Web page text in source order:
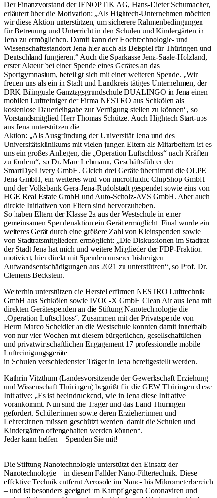
Der Finanzvorstand der JENOPTIK AG, Hans-Dieter Schumacher,
erläutert über die Motivation: „Als Hightech-Unternehmen möchten
wir diese Aktion unterstützen, um sicherere Rahmenbedingungen
für Betreuung und Unterricht in den Schulen und Kindergärten in
Jena zu ermöglichen. Damit kann der Hochtechnologie- und
Wissenschaftsstandort Jena hier auch als Beispiel für Thüringen und
Deutschland fungieren.“ Auch die Sparkasse Jena-Saale-Holzland,
erster Akteur bei einer Spende eines Gerätes an das
Sportgymnasium, beteiligt sich mit einer weiteren Spende. „Wir
freuen uns als ein in Stadt und Landkreis tätiges Unternehmen, der
DRK Bilinguale Ganztagsgrundschule DUALINGO in Jena einen
mobilen Luftreiniger der Firma NESTRO aus Schkölen als
kostenlose Dauerleihgabe zur Verfügung stellen zu können“, so
Vorstandsmitglied Herr Thomas Schütze. Auch Hightech Start-ups
aus Jena unterstützen die
Aktion: „Als Ausgründung der Universität Jena und des
Universitätsklinikums mit vielen jungen Eltern als Mitarbeitern ist es
uns ein großes Anliegen, die „Operation Luftschloss“ nach Kräften
zu fördern“, so Dr. Marc Lehmann, Geschäftsführer der
SmartDyeLivery GmbH. Gleich drei Geräte übernimmt die OLPE
Jena GmbH, ein weiteres wird von microfluidic ChipShop GmbH
und der Volksbank Gera-Jena-Rudolstadt gespendet sowie eins von
HGE Real Estate GmbH und Auto-Scholz-AVS GmbH. Aber auch
direkte Initiativen von Eltern sind hervorzuheben.
So haben Eltern der Klasse 2a aus der Westschule in einer
gemeinsamen Spendenaktion ein Gerät ermöglicht. Final wurde ein
weiteres Gerät durch eine größere Zahl von Kleinspenden sowie
von Stadtratsmitgliedern ermöglicht: „Die Diskussionen im Stadtrat
der Stadt Jena hat mich und weitere Mitglieder der FDP-Fraktion
motiviert, hier direkt mit Spenden unserer bisherigen
Aufwandsentschädigungen aus 2021 zu unterstützen“, so Prof. Dr.
Clemens Beckstein.
Weiterhin unterstützen die Herstellerfirmen NESTRO Lufttechnik
GmbH aus Schkölen sowie IVOC-X GmbH Clean Air aus Jena mit
direkten Gerätespenden an die Stiftung Nanotechnologie die
„Operation Luftschloss“. Zusammen mit der Privatspende von
Herrn Marco Scheidler an die Westschule konnten damit innerhalb
von nur vier Wochen mit diesem bürgerlichen, gesellschaftlichen
und privatwirtschaftlichen Engagement 17 professionelle mobile
Luftreinigungsgeräte
in Schulen verschiedenster Träger in Jena bereitgestellt werden.
Kathrin Vitzthum (Landesvorsitzende der Gewerkschaft Erziehung
und Wissenschaft Thüringen) begrüßt für die GEW Thüringen diese
Initiative: „Es ist beeindruckend, wie in Jena diese Initiative
vorankommt. Nun sind die Träger und das Land Thüringen
gefordert. Schüler:innen sowie deren Erzieher:innen und
Lehrer:innen müssen geschützt werden, damit die Schulen und
Kindergärten offengehalten werden können“.
Jeder kann helfen – Spenden Sie mit!
Die Stiftung Nanotechnologie unterstützt den Einsatz der
Nanotechnologie – in diesem Fallder Nano-Filtertechnik. Diese
effektive Technik entfernt Aerosole im Nano- bis Mikrometerbereich
– und ist besonders geeignet im Kampf gegen Coronaviren und